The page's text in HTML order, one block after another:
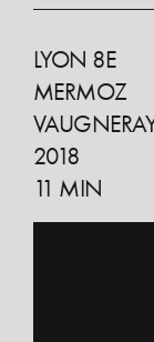
LYON 8E
MERMOZ
2018
11 MIN